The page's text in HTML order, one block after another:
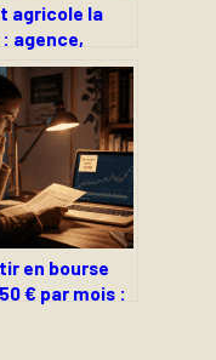
agricole la
agence,
et accès
en bourse
€ par mois :